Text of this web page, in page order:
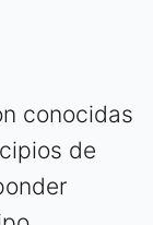
conocidas
de